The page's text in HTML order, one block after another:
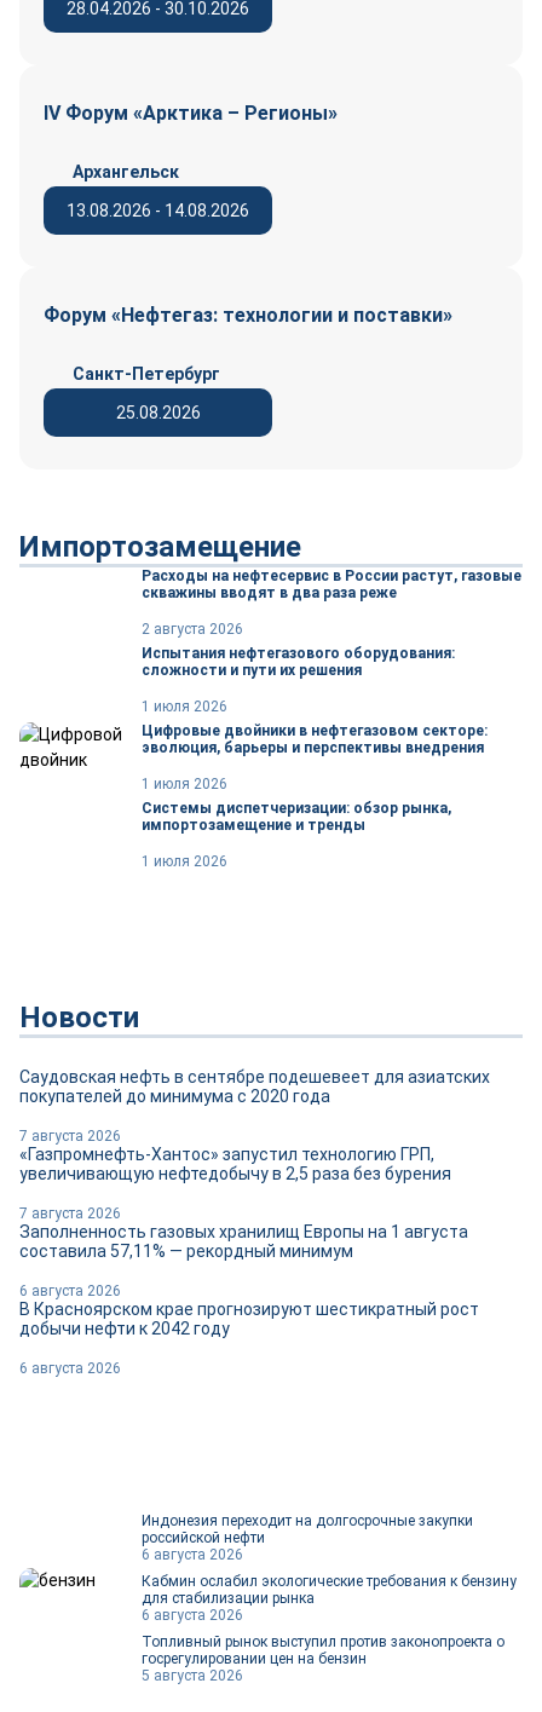
28.04.2026 - 30.10.2026
IV Форум «Арктика – Регионы»
13.08.2026 - 14.08.2026
Архангельск
Форум «Нефтегаз: технологии и поставки»
25.08.2026
Санкт-Петербург
Импортозамещение
Расходы на нефтесервис в России растут, газовые
скважины вводят в два раза реже
2 августа 2026
Испытания нефтегазового оборудования:
сложности и пути их решения
1 июля 2026
Цифровые двойники в нефтегазовом секторе:
эволюция, барьеры и перспективы внедрения
1 июля 2026
Системы диспетчеризации: обзор рынка,
импортозамещение и тренды
1 июля 2026
Новости
Саудовская нефть в сентябре подешевеет для азиатских
покупателей до минимума с 2020 года
7 августа 2026
«Газпромнефть-Хантос» запустил технологию ГРП,
увеличивающую нефтедобычу в 2,5 раза без бурения
7 августа 2026
Заполненность газовых хранилищ Европы на 1 августа
составила 57,11% — рекордный минимум
6 августа 2026
В Красноярском крае прогнозируют шестикратный рост
добычи нефти к 2042 году
6 августа 2026
Индонезия переходит на долгосрочные закупки
российской нефти
6 августа 2026
Кабмин ослабил экологические требования к бензину
для стабилизации рынка
6 августа 2026
Топливный рынок выступил против законопроекта о
госрегулировании цен на бензин
5 августа 2026